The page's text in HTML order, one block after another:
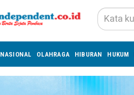
NASIONAL OLAHRAGA HIBURAN HUKUM